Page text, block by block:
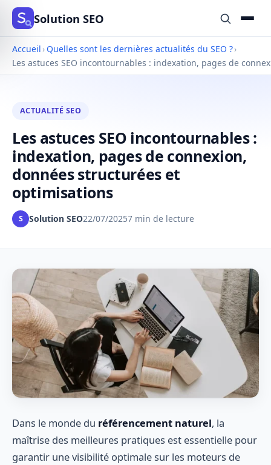
Solution SEO
Accueil › Quelles sont les dernières actualités du SEO ?›
Les astuces SEO incontournables : indexation, pages de
ACTUALITÉ SEO
Les astuces SEO incontournables :
indexation, pages de connexion,
données structurées et
optimisations
S Solution SEO22/07/20257 min de lecture
Dans le monde du référencement naturel, la
maîtrise des meilleures pratiques est essentielle pour
garantir une visibilité optimale sur les moteurs de